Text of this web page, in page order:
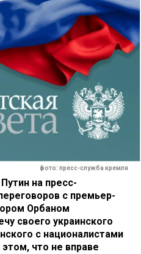
фото: пресс-служба кремля
на пресс-
с премьер-
Орбаном
своего украинского
с националистами
что не вправе